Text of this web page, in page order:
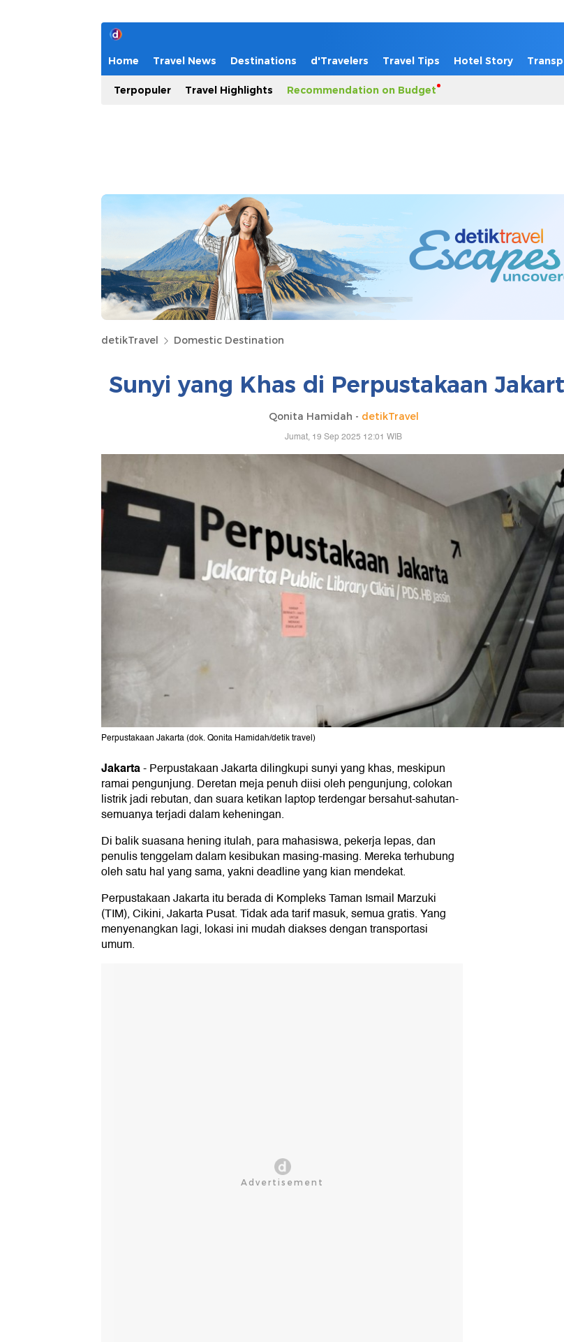
Home Travel News Destinations d'Travelers Travel Tips Hotel Story
Terpopuler Travel Highlights Recommendation on Budget
detikTravel Domestic Destination
Sunyi yang Khas di Perpustakaan
Qonita Hamidah - detikTravel
Jumat, 19 Sep 2025 12:01 WIB
Perpustakaan Jakarta (dok. Qonita Hamidah/detik travel)
Jakarta-Perpustakaan Jakarta dilingkupi sunyi yang khas, meskipun
ramai pengunjung. Deretan meja penuh diisi oleh pengunjung, colokan
listrik jadi rebutan, dan suara ketikan laptop terdengar bersahut-sahutan-
semuanya terjadi dalam keheningan.
Di balik suasana hening itulah, para mahasiswa, pekerja lepas, dan
penulis tenggelam dalam kesibukan masing-masing. Mereka terhubung
oleh satu hal yang sama, yakni deadline yang kian mendekat.
Perpustakaan Jakarta itu berada di Kompleks Taman Ismail Marzuki
(TIM), Cikini, Jakarta Pusat. Tidak ada tarif masuk, semua gratis. Yang
menyenangkan lagi, lokasi ini mudah diakses dengan transportasi
umum.